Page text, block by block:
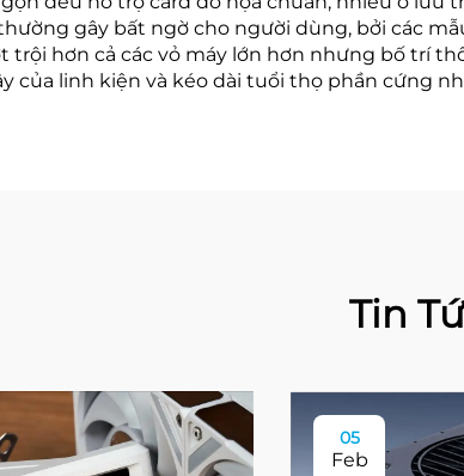
gây bất ngờ cho người dùng, bởi các
trội hơn cả các vỏ máy lớn hơn nhưng bố trí
của linh kiện và kéo dài tuổi thọ phần cứng
Tin
05
Feb